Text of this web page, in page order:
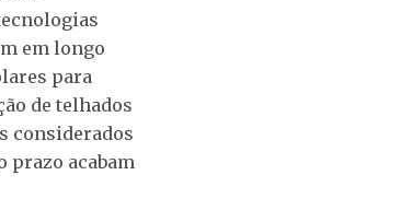
em longo
para
de telhados
considerados
prazo acabam